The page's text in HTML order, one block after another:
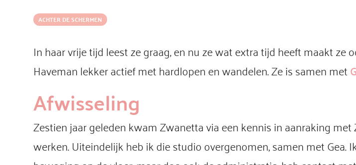
ACHTER DE SCHERMEN
In haar vrije tijd leest ze graag, en nu ze wat extra tijd heeft maakt
Haveman lekker actief met hardlopen en wandelen. Ze is samen met
Afwisseling
Zestien jaar geleden kwam Zwanetta via een kennis in aanraking
werken. Uiteindelijk heb ik die studio overgenomen, samen met